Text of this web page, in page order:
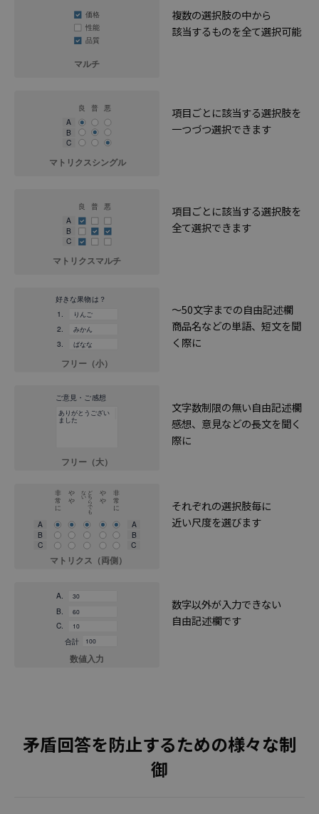
複数の選択肢の中から
該当するものを全て選択可能
項目ごとに該当する選択肢を
一つづつ選択できます
項目ごとに該当する選択肢を
全て選択できます
～50文字までの自由記述欄
商品名などの単語、短文を聞
く際に
文字数制限の無い自由記述欄
感想、意見などの長文を聞く
際に
それぞれの選択肢毎に
近い尺度を選びます
数字以外が入力できない
自由記述欄です
矛盾回答を防止するための様々な制
御